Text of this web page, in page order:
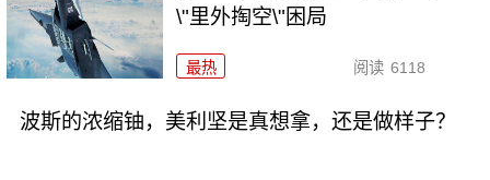
\"里外掏空\"困局
最热 阅读 6118
波斯的浓缩铀，美利坚是真想拿，还是做样子？